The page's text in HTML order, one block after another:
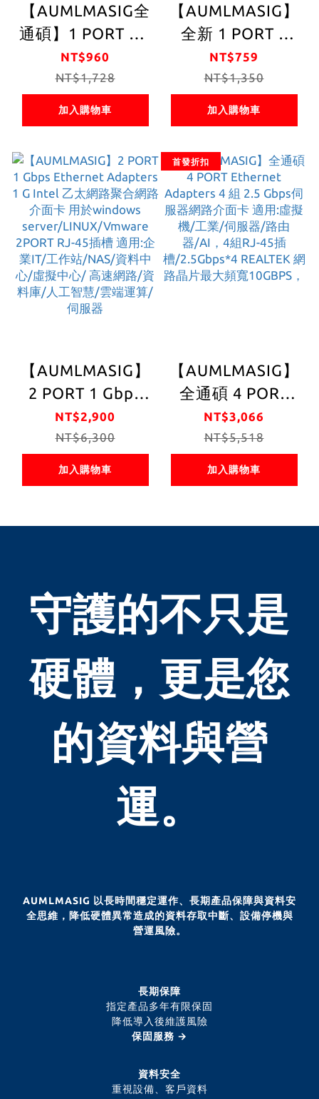
【AUMLMASIG全
通碩】1 PORT 2.5
Gbps Ethernet
Adapters intel
2.5GbE 乙太網路
聚合介面卡 支持
server/LINUX/VMware
1 PORT RJ-45插
槽 適用企業IT/工
作站/NAS/資料中
心/虛擬中心/高速
網路/資料庫速度
提供高達2.5Gbps
NT$960
NT$1,728
加入購物車
【AUMLMASIG】
全新 1 PORT 1
Gbps Ethernet
Adapters 1 GbE
乙太網路聚合介面
卡 用於windows
1 PORT RJ-45插
槽 適用:企業IT/工
作站/NAS/資料中
心/虛擬中心/ 高速
網路/資料庫/人工
智慧/雲端運算/伺
NT$759
NT$1,350
加入購物車
【AUMLMASIG】
2 PORT 1 Gbps
Ethernet
Adapters 1 G
Intel 乙太網路聚
合網路介面卡 用於
server/LINUX/Vmware
站/NAS/資料中心/
虛擬中心/ 高速網
慧/雲端運算/伺服
器
NT$2,900
NT$6,300
加入購物車
首發折扣
【AUMLMASIG】
全通碩 4 PORT
Ethernet
Adapters 4 組 2.5
Gbps伺服器網路
介面卡 適用:虛擬
由器/AI，4組RJ-
REALTEK 網路晶
片最大頻寬
NT$3,066
NT$5,518
加入購物車
守護的不只是
硬體，更是您
的資料與營
運。
AUMLMASIG 以長時間穩定運作、長期產品保障與資料安
全思維，降低硬體異常造成的資料存取中斷、設備停機與
營運風險。
長期保障
指定產品多年有限保固
降低導入後維護風險
保固服務 →
資料安全
重視設備、客戶資料